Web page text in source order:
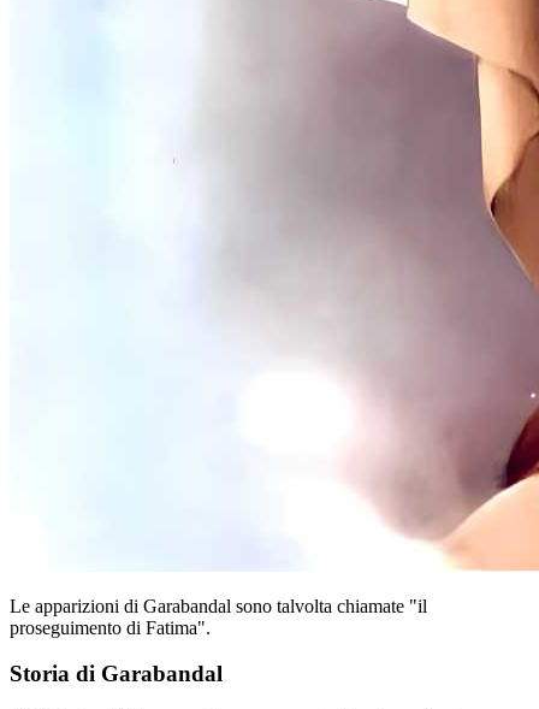
Le apparizioni di Garabandal sono talvolta chiamate "il
proseguimento di Fatima".
Storia di Garabandal